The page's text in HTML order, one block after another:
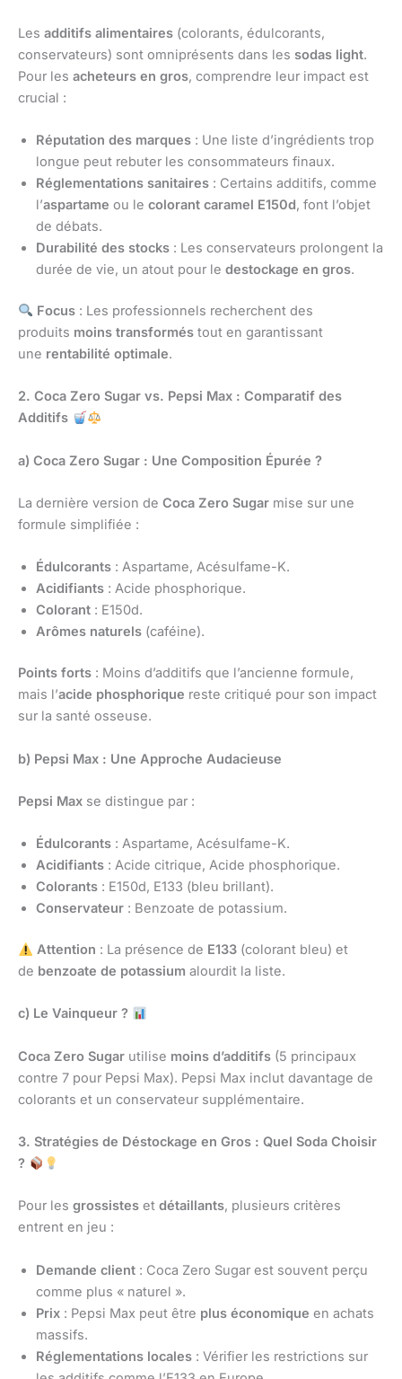
Les additifs alimentaires (colorants, édulcorants,
conservateurs) sont omniprésents dans les sodas light.
Pour les acheteurs en gros, comprendre leur impact est
crucial :
Réputation des marques : Une liste d’ingrédients trop
longue peut rebuter les consommateurs finaux.
Réglementations sanitaires : Certains additifs, comme
l’aspartame ou le colorant caramel E150d, font l’objet
de débats.
Durabilité des stocks : Les conservateurs prolongent la
durée de vie, un atout pour le destockage en gros.
Focus: Les professionnels recherchent des
produits moins transformés tout en garantissant
une rentabilité optimale.
2. Coca Zero Sugar vs. Pepsi Max : Comparatif des
Additifs
a) Coca Zero Sugar : Une Composition Épurée ?
La dernière version de Coca Zero Sugar mise sur une
formule simplifiée :
Édulcorants : Aspartame, Acésulfame-K.
Acidifiants : Acide phosphorique.
Colorant : E150d.
Arômes naturels (caféine).
Points forts : Moins d’additifs que l’ancienne formule,
mais l’acide phosphorique reste critiqué pour son impact
sur la santé osseuse.
b) Pepsi Max : Une Approche Audacieuse
Pepsi Max se distingue par :
Édulcorants : Aspartame, Acésulfame-K.
Acidifiants : Acide citrique, Acide phosphorique.
Colorants : E150d, E133 (bleu brillant).
Conservateur : Benzoate de potassium.
Attention : La présence de E133(colorant bleu) et
de benzoate de potassium alourdit la liste.
c) Le Vainqueur ?
Coca Zero Sugar utilise moins d’additifs (5 principaux
contre 7 pour Pepsi Max). Pepsi Max inclut davantage de
colorants et un conservateur supplémentaire.
3. Stratégies de Déstockage en Gros : Quel Soda Choisir
?
Pour les grossistes et détaillants, plusieurs critères
entrent en jeu :
Demande client : Coca Zero Sugar est souvent perçu
comme plus « naturel ».
Prix : Pepsi Max peut être plus économique en achats
massifs.
Réglementations locales : Vérifier les restrictions sur